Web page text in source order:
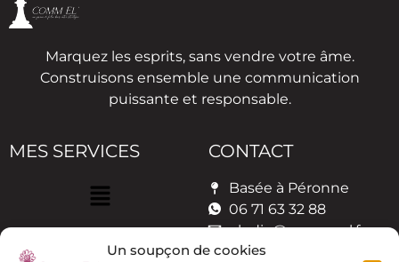
Un soupçon de cookies
Marquez les esprits, sans vendre votre âme.
Construisons ensemble une communication
puissante et responsable.
MES SERVICES CONTACT
Basée à Péronne
06 71 63 32 88
elodie@comm-el.fr